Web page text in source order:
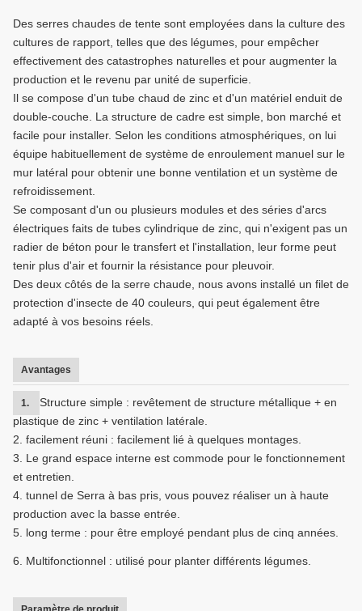
Des serres chaudes de tente sont employées dans la culture des
cultures de rapport, telles que des légumes, pour empêcher
effectivement des catastrophes naturelles et pour augmenter la
production et le revenu par unité de superficie.
Il se compose d'un tube chaud de zinc et d'un matériel enduit de
double-couche. La structure de cadre est simple, bon marché et
facile pour installer. Selon les conditions atmosphériques, on lui
équipe habituellement de système de enroulement manuel sur le
mur latéral pour obtenir une bonne ventilation et un système de
refroidissement.
Se composant d'un ou plusieurs modules et des séries d'arcs
électriques faits de tubes cylindrique de zinc, qui n'exigent pas un
radier de béton pour le transfert et l'installation, leur forme peut
tenir plus d'air et fournir la résistance pour pleuvoir.
Des deux côtés de la serre chaude, nous avons installé un filet de
protection d'insecte de 40 couleurs, qui peut également être
adapté à vos besoins réels.
Avantages
1.
Structure simple : revêtement de structure métallique + en
plastique de zinc + ventilation latérale.
2. facilement réuni : facilement lié à quelques montages.
3. Le grand espace interne est commode pour le fonctionnement
et entretien.
4. tunnel de Serra à bas pris, vous pouvez réaliser un à haute
production avec la basse entrée.
5. long terme : pour être employé pendant plus de cinq années.
6. Multifonctionnel : utilisé pour planter différents légumes.